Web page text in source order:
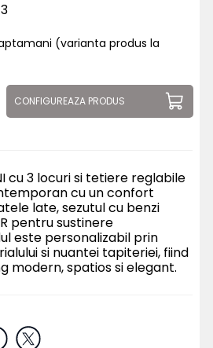
(varianta produs la
CONFIGUREAZA PRODUS
cu 3 locuri si tetiere reglabile
cu un confort
late, sezutul cu benzi
pentru sustinere
este personalizabil prin
si nuantei tapiteriei, fiind
modern, spatios si elegant.